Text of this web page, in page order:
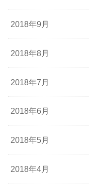
2018年9月
2018年8月
2018年7月
2018年6月
2018年5月
2018年4月